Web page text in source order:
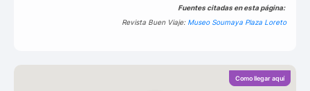
Fuentes citadas en esta página:
Revista Buen Viaje: Museo Soumaya Plaza Loreto
Como llegar aquí